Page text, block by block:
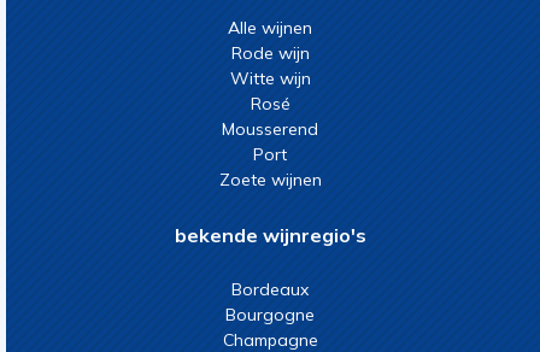
Alle wijnen
Rode wijn
Witte wijn
Rosé
Mousserend
Port
Zoete wijnen
bekende wijnregio's
Bordeaux
Bourgogne
Champagne